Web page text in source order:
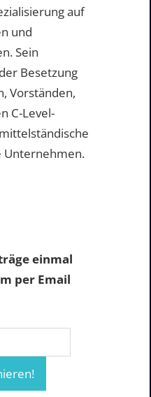
auf
und
Sein
Besetzung
Vorständen,
C-Level-
einmal
per Email